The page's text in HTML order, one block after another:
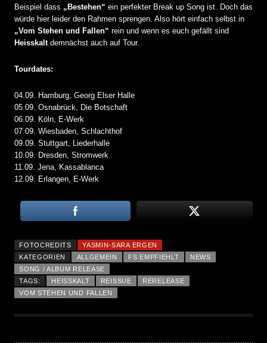
Beispiel dass „Bestehen“ ein perfekter Break up Song ist. Doch das
würde hier leider den Rahmen sprengen. Also hört einfach selbst in
„Vom Stehen und Fallen“ rein und wenn es euch gefällt sind
Heisskaltdemnächst auch auf Tour.
Tourdates:
04.09. Hamburg, Georg Elser Halle
05.09. Osnabrück, Die Botschaft
06.09. Köln, E-Werk
07.09. Wiesbaden, Schlachthof
09.09. Stuttgart, Liederhalle
10.09. Dresden, Stromwerk
11.09. Jena, Kassablanca
12.09. Erlangen, E-Werk
FOTOCREDITS
YASMIN-SARA ERGEN
KATEGORIEN
ALLGEMEIN FS EMPFIEHLT
NEWS
SONG / ALBUM RELEASE
TAGS:
HEISSKALT REISSUE
RERELEASE
VOM STEHEN UND FALLEN